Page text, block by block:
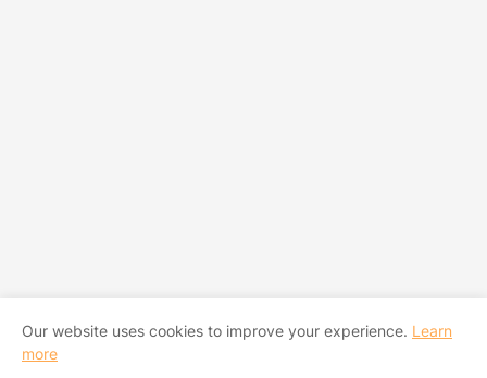
Our website uses cookies to improve your experience. Learn
more